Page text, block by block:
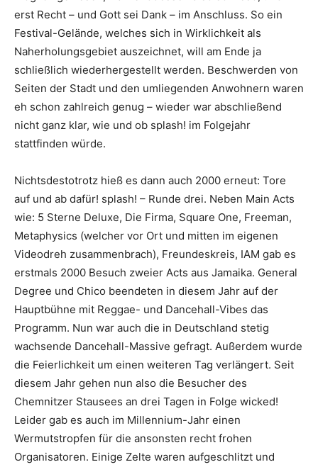
erst Recht – und Gott sei Dank – im Anschluss. So ein
Festival-Gelände, welches sich in Wirklichkeit als
Naherholungsgebiet auszeichnet, will am Ende ja
schließlich wiederhergestellt werden. Beschwerden von
Seiten der Stadt und den umliegenden Anwohnern waren
eh schon zahlreich genug – wieder war abschließend
nicht ganz klar, wie und ob splash! im Folgejahr
stattfinden würde.
Nichtsdestotrotz hieß es dann auch 2000 erneut: Tore
auf und ab dafür! splash! – Runde drei. Neben Main Acts
wie: 5 Sterne Deluxe, Die Firma, Square One, Freeman,
Metaphysics (welcher vor Ort und mitten im eigenen
Videodreh zusammenbrach), Freundeskreis, IAM gab es
erstmals 2000 Besuch zweier Acts aus Jamaika. General
Degree und Chico beendeten in diesem Jahr auf der
Hauptbühne mit Reggae- und Dancehall-Vibes das
Programm. Nun war auch die in Deutschland stetig
wachsende Dancehall-Massive gefragt. Außerdem wurde
die Feierlichkeit um einen weiteren Tag verlängert. Seit
diesem Jahr gehen nun also die Besucher des
Chemnitzer Stausees an drei Tagen in Folge wicked!
Leider gab es auch im Millennium-Jahr einen
Wermutstropfen für die ansonsten recht frohen
Organisatoren. Einige Zelte waren aufgeschlitzt und